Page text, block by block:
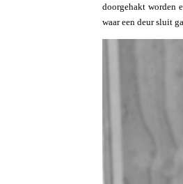
doorgehakt worden
waar een deur sluit